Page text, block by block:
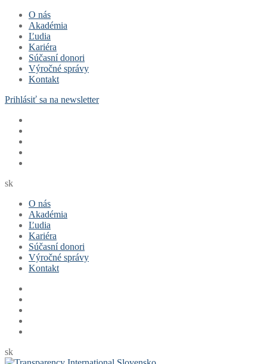
O nás
Akadémia
Ľudia
Kariéra
Súčasní donori
Výročné správy
Kontakt
Prihlásiť sa na newsletter
sk
O nás
Akadémia
Ľudia
Kariéra
Súčasní donori
Výročné správy
Kontakt
sk